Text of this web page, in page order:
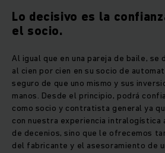
Lo decisivo es la
el socio.
Al igual que en una pareja de baile,
al cien por cien en su socio de
seguro de que uno mismo y sus
manos. Desde el principio, podrá
como socio y contratista general ya
con nuestra experiencia intralogística
de decenios, sino que le ofrecemos
del fabricante y el asesoramiento de